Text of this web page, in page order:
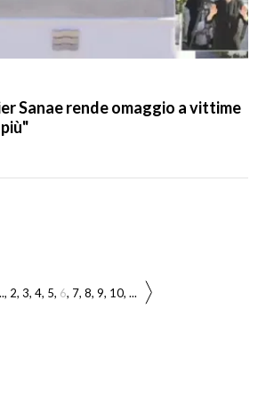
Sanae rende omaggio a vittime
2 3 4 5 6 7 8 9 10 ...